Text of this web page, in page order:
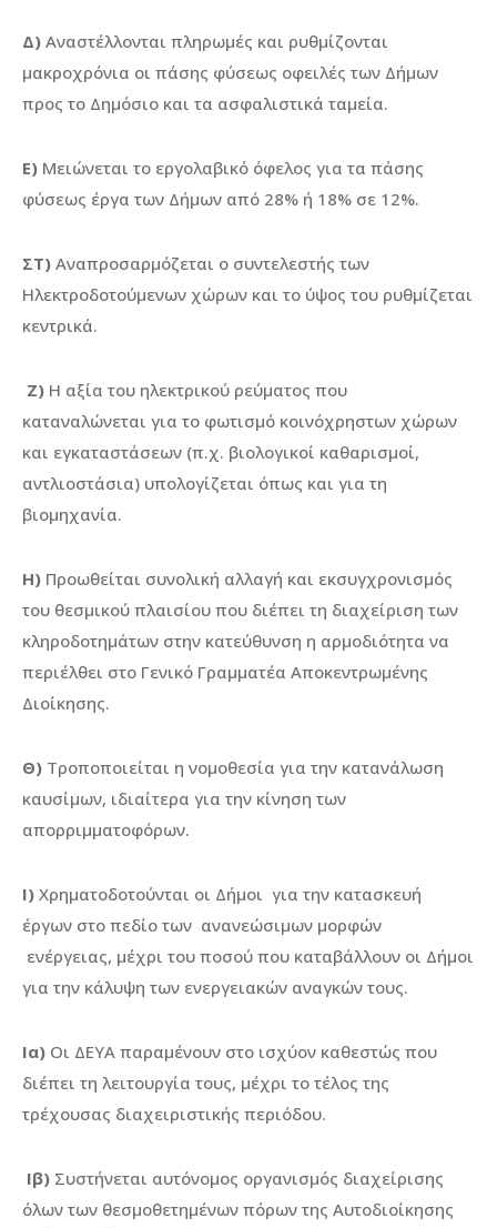
Δ) Αναστέλλονται πληρωμές και ρυθμίζονται
μακροχρόνια οι πάσης φύσεως οφειλές των Δήμων
προς το Δημόσιο και τα ασφαλιστικά ταμεία.
Ε) Μειώνεται το εργολαβικό όφελος για τα πάσης
φύσεως έργα των Δήμων από 28% ή 18% σε 12%.
ΣΤ) Αναπροσαρμόζεται ο συντελεστής των
Ηλεκτροδοτούμενων χώρων και το ύψος του ρυθμίζεται
κεντρικά.
Ζ) Η αξία του ηλεκτρικού ρεύματος που
καταναλώνεται για το φωτισμό κοινόχρηστων χώρων
και εγκαταστάσεων (π.χ. βιολογικοί καθαρισμοί,
αντλιοστάσια) υπολογίζεται όπως και για τη
βιομηχανία.
Η) Προωθείται συνολική αλλαγή και εκσυγχρονισμός
του θεσμικού πλαισίου που διέπει τη διαχείριση των
κληροδοτημάτων στην κατεύθυνση η αρμοδιότητα να
περιέλθει στο Γενικό Γραμματέα Αποκεντρωμένης
Διοίκησης.
Θ) Τροποποιείται η νομοθεσία για την κατανάλωση
καυσίμων, ιδιαίτερα για την κίνηση των
απορριμματοφόρων.
Ι) Χρηματοδοτούνται οι Δήμοι για την κατασκευή
έργων στο πεδίο των ανανεώσιμων μορφών
ενέργειας, μέχρι του ποσού που καταβάλλουν οι Δήμοι
για την κάλυψη των ενεργειακών αναγκών τους.
Ια) Οι ΔΕΥΑ παραμένουν στο ισχύον καθεστώς που
διέπει τη λειτουργία τους, μέχρι το τέλος της
τρέχουσας διαχειριστικής περιόδου.
Ιβ) Συστήνεται αυτόνομος οργανισμός διαχείρισης
όλων των θεσμοθετημένων πόρων της Αυτοδιοίκησης